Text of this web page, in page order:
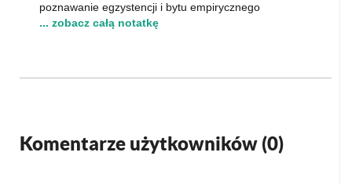
poznawanie egzystencji i bytu empirycznego
... zobacz całą notatkę
Komentarze użytkowników (0)